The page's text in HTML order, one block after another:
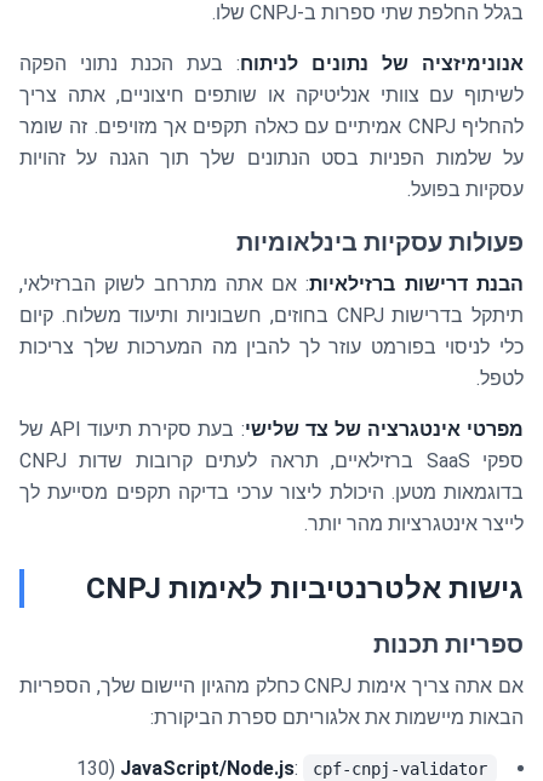
בגלל החלפת שתי ספרות ב-CNPJ שלו.
אנונימיזציה של נתונים לניתוח: בעת הכנת נתוני הפקה
לשיתוף עם צוותי אנליטיקה או שותפים חיצוניים, אתה צריך
להחליף CNPJ אמיתיים עם כאלה תקפים אך מזויפים. זה שומר
על שלמות הפניות בסט הנתונים שלך תוך הגנה על זהויות
עסקיות בפועל.
פעולות עסקיות בינלאומיות
הבנת דרישות ברזילאיות: אם אתה מתרחב לשוק הברזילאי,
תיתקל בדרישות CNPJ בחוזים, חשבוניות ותיעוד משלוח. קיום
כלי לניסוי בפורמט עוזר לך להבין מה המערכות שלך צריכות
לטפל.
מפרטי אינטגרציה של צד שלישי
: בעת סקירת תיעוד API של
ספקי SaaS ברזילאיים, תראה לעתים קרובות שדות CNPJ
בדוגמאות מטען. היכולת ליצור ערכי בדיקה תקפים מסייעת לך
לייצר אינטגרציות מהר יותר.
גישות אלטרנטיביות לאימות CNPJ
ספריות תכנות
אם אתה צריך אימות CNPJ כחלק מהגיון היישום שלך, הספריות
הבאות מיישמות את אלגוריתם ספרת הביקורת:
JavaScript/Node.js: cpf-cnpj-validator
(130